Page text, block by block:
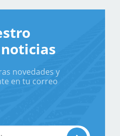
novedades y
en tu correo